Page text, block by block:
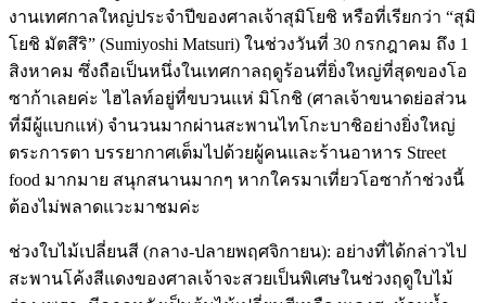
งานเทศกาลใหญ่ประจำปีของศาลเจ้าสุมิโยชิ หรือที่เรียกว่า “สุมิ
โยชิ มัตสึริ” (Sumiyoshi Matsuri) ในช่วงวันที่ 30 กรกฎาคม ถึง 1
สิงหาคม ซึ่งถือเป็นหนึ่งในเทศกาลฤดูร้อนที่ยิ่งใหญ่ที่สุดของโอ
ซาก้าเลยค่ะ ไฮไลท์อยู่ที่ขบวนแห่ มิโกชิ (ศาลเจ้าขนาดย่อส่วน
ที่มีผู้แบกแห่) จำนวนมากผ่านสะพานไทโกะบาชิอย่างยิ่งใหญ่
ตระการตา บรรยากาศเต็มไปด้วยผู้คนและร้านอาหาร Street
food มากมาย สนุกสนานมากๆ หากใครมาเที่ยวโอซาก้าช่วงนี้
ต้องไม่พลาดแวะมาชมค่ะ
ช่วงใบไม้เปลี่ยนสี (กลาง-ปลายพฤศจิกายน): อย่างที่ได้กล่าวไป
สะพานโค้งสีแดงของศาลเจ้าจะสวยเป็นพิเศษในช่วงฤดูใบไม้